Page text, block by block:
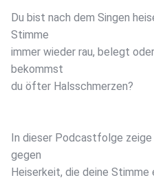
Du bist nach dem Singen
Stimme
immer wieder rau, belegt
bekommst
du öfter Halsschmerzen?
In dieser Podcastfolge
gegen
Heiserkeit, die deine